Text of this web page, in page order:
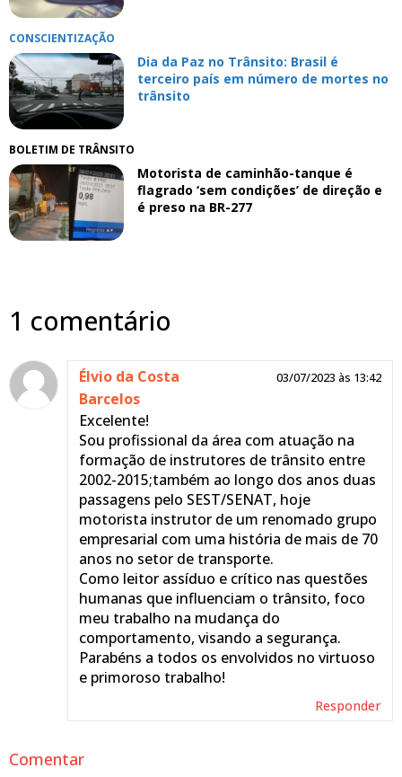
CONSCIENTIZAÇÃO
Dia da Paz no Trânsito: Brasil é
terceiro país em número de mortes no
trânsito
BOLETIM DE TRÂNSITO
Motorista de caminhão-tanque é
flagrado ‘sem condições’ de direção e
é preso na BR-277
1 comentário
Élvio da Costa
Barcelos
03/07/2023 às 13:42
Excelente!
Sou profissional da área com atuação na
formação de instrutores de trânsito entre
2002-2015;também ao longo dos anos duas
passagens pelo SEST/SENAT, hoje
motorista instrutor de um renomado grupo
empresarial com uma história de mais de 70
anos no setor de transporte.
Como leitor assíduo e crítico nas questões
humanas que influenciam o trânsito, foco
meu trabalho na mudança do
comportamento, visando a segurança.
Parabéns a todos os envolvidos no virtuoso
e primoroso trabalho!
Responder
Comentar